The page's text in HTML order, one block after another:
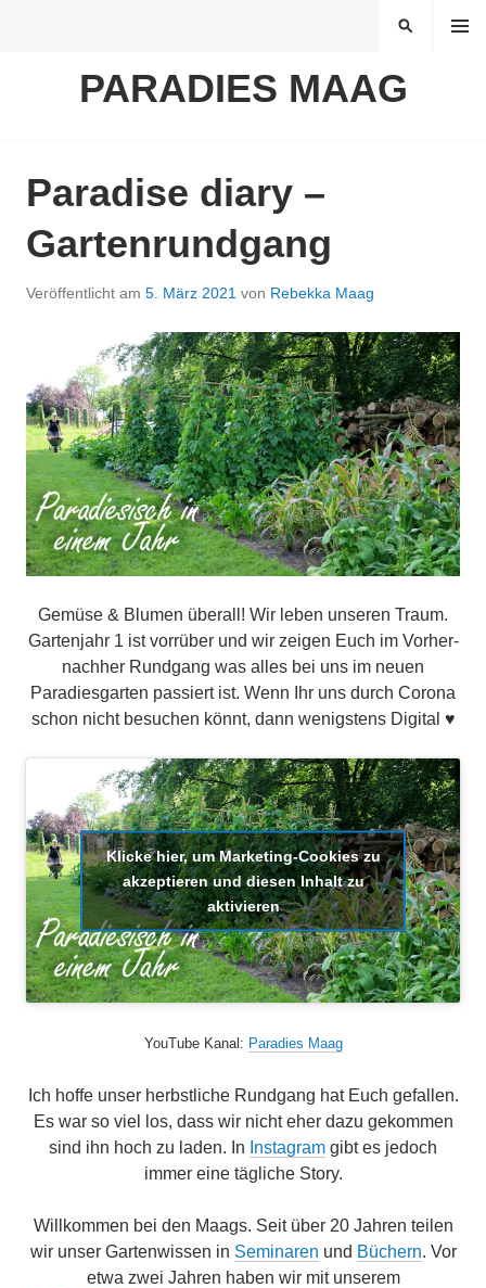
PARADIES MAAG
MENÜ
SUCHEN
Paradise diary –
Gartenrundgang
Veröffentlicht am 5. März 2021 von Rebekka Maag
Gemüse & Blumen überall! Wir leben unseren Traum.
Gartenjahr 1 ist vorrüber und wir zeigen Euch im Vorher-
nachher Rundgang was alles bei uns im neuen
Paradiesgarten passiert ist. Wenn Ihr uns durch Corona
schon nicht besuchen könnt, dann wenigstens Digital ♥
Klicke hier, um Marketing-Cookies zu
akzeptieren und diesen Inhalt zu
aktivieren
YouTube Kanal: Paradies Maag
Ich hoffe unser herbstliche Rundgang hat Euch gefallen.
Es war so viel los, dass wir nicht eher dazu gekommen
sind ihn hoch zu laden. In Instagram gibt es jedoch
immer eine tägliche Story.
Willkommen bei den Maags. Seit über 20 Jahren teilen
wir unser Gartenwissen in Seminaren und Büchern. Vor
etwa zwei Jahren haben wir mit unserem